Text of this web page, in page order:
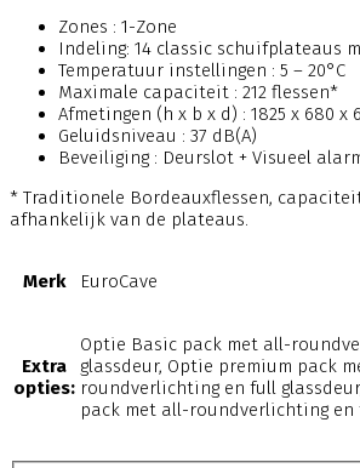
Zones : 1-Zone
Indeling: 14 classic schuifplateaus
Temperatuur instellingen : 5 – 20°C
Maximale capaciteit : 212 flessen*
Afmetingen (h x b x d) : 1825 x 680 x
Geluidsniveau : 37 dB(A)
Beveiliging : Deurslot + Visueel
* Traditionele Bordeauxflessen,
afhankelijk van de plateaus.
Merk EuroCave
Extra
opties:
Optie Basic pack met all-
glassdeur, Optie premium pack
roundverlichting en full
pack met all-roundverlichting en